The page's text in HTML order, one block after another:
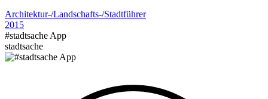
Architektur-/Landschafts-/Stadtführer
2015
#stadtsache App
stadtsache